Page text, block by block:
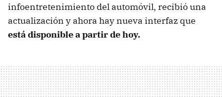
infoentretenimiento del automóvil, recibió una
actualización y ahora hay nueva interfaz que
está disponible a partir de hoy.